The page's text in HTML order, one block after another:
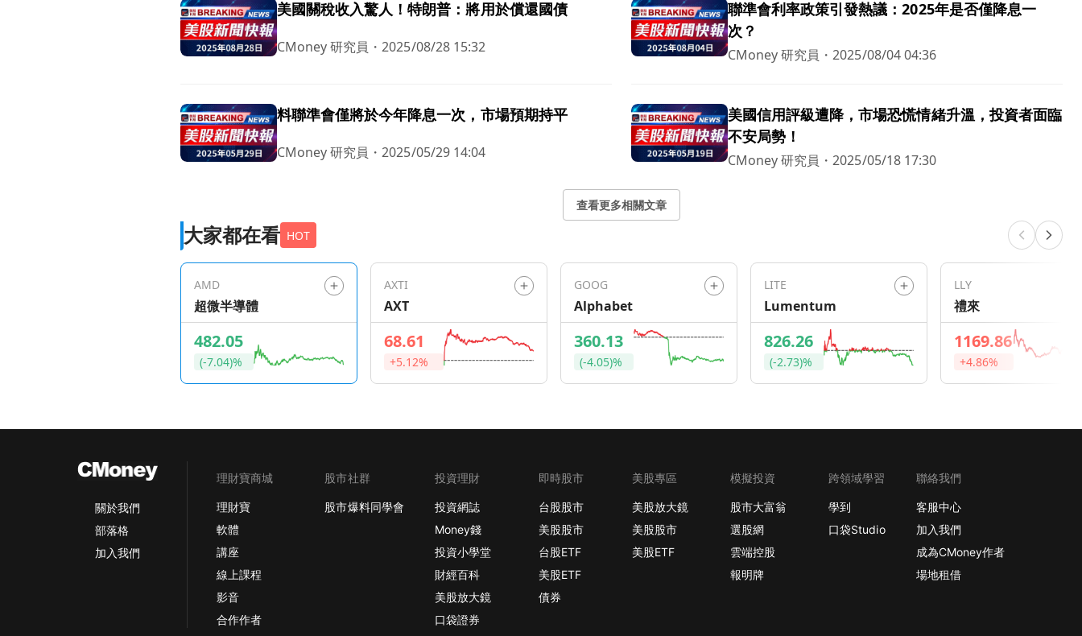
美國關稅收入驚人！特朗普：將用於償還國債
CMoney 研究員 ・2025/08/28 15:32
聯準會利率政策引發熱議：2025年是否僅降息一
次？
CMoney 研究員 ・2025/08/04 04:36
料聯準會僅將於今年降息一次，市場預期持平
CMoney 研究員 ・2025/05/29 14:04
美國信用評級遭降，市場恐慌情緒升溫，投資者面臨
不安局勢！
CMoney 研究員 ・2025/05/18 17:30
查看更多相關文章
大家都在看 HOT
AMD
超微半導體
482.05
(-7.04)%
AXTI
AXT
68.61
+5.12%
GOOG
Alphabet
360.13
(-4.05)%
LITE
Lumentum
826.26
(-2.73)%
LLY
禮來
1169.86
+4.86%
關於我們
部落格
加入我們
理財寶商城
理財寶
軟體
講座
線上課程
影音
合作作者
股市社群
股市爆料同學會
投資理財
投資網誌
Money錢
投資小學堂
財經百科
美股放大鏡
口袋證券
即時股市
台股股市
美股股市
台股ETF
美股ETF
債券
美股專區
美股放大鏡
美股股市
美股ETF
模擬投資
股市大富翁
選股網
雲端控股
報明牌
跨領域學習
學到
口袋Studio
聯絡我們
客服中心
加入我們
成為CMoney作者
場地租借